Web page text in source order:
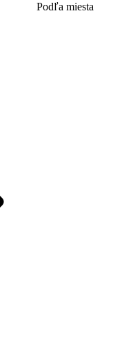
Podľa miesta